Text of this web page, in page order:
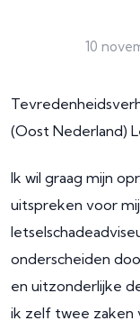
10
(Oost Nederland)
Ik wil graag mijn
uitspreken voor
onderscheiden
en uitzonderlijke
ik zelf twee zaken